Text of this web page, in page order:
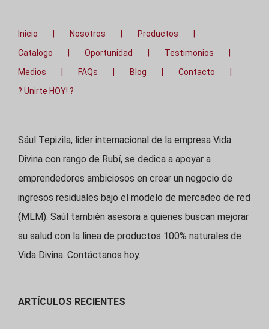
Inicio Nosotros
Productos
Catalogo
Oportunidad
Testimonios
Medios
FAQs Blog
Contacto
? Unirte HOY! ?
Sául Tepizila, lider internacional de la empresa Vida
Divina con rango de Rubí, se dedica a apoyar a
emprendedores ambiciosos en crear un negocio de
ingresos residuales bajo el modelo de mercadeo de red
(MLM). Saúl también asesora a quienes buscan mejorar
su salud con la linea de productos 100% naturales de
Vida Divina. Contáctanos hoy.
ARTÍCULOS RECIENTES